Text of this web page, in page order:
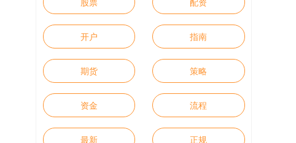
开户 指南
期货 策略
资金 流程
最新 正规